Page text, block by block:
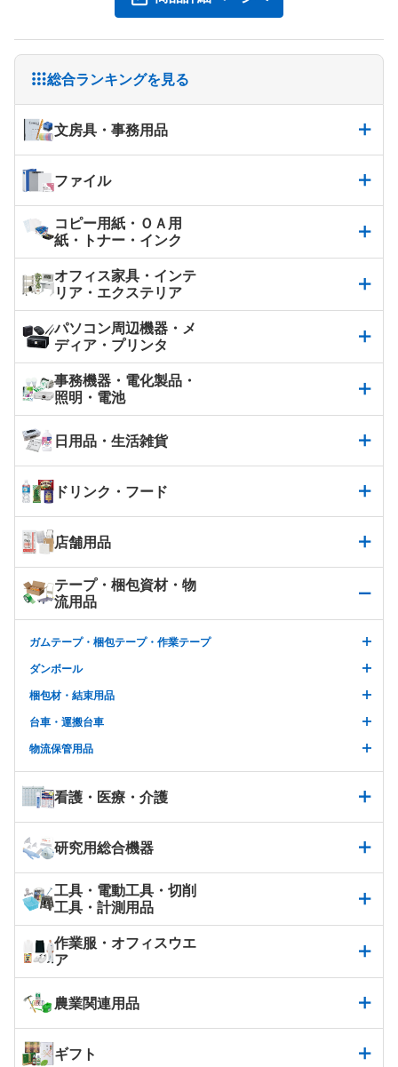
総合ランキングを見る
文房具・事務用品
ファイル
コピー用紙・ＯＡ用
紙・トナー・インク
オフィス家具・インテ
リア・エクステリア
パソコン周辺機器・メ
ディア・プリンタ
事務機器・電化製品・
照明・電池
日用品・生活雑貨
ドリンク・フード
店舗用品
テープ・梱包資材・物
流用品
ガムテープ・梱包テープ・作業テープ
ダンボール
梱包材・結束用品
台車・運搬台車
物流保管用品
看護・医療・介護
研究用総合機器
工具・電動工具・切削
工具・計測用品
作業服・オフィスウエ
ア
農業関連用品
ギフト